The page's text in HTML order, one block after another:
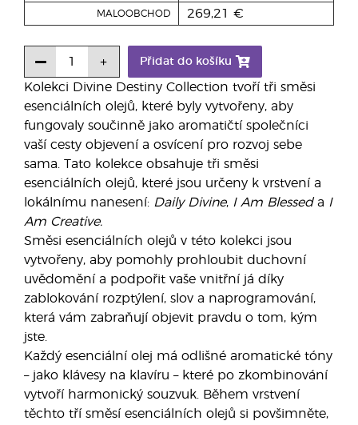
Kolekci Divine Destiny Collection tvoří tři směsi
esenciálních olejů, které byly vytvořeny, aby
fungovaly součinně jako aromatičtí společníci
vaší cesty objevení a osvícení pro rozvoj sebe
sama. Tato kolekce obsahuje tři směsi
esenciálních olejů, které jsou určeny k vrstvení a
lokálnímu nanesení: Daily Divine, I Am Blesseda I
Am Creative.
Směsi esenciálních olejů v této kolekci jsou
vytvořeny, aby pomohly prohloubit duchovní
uvědomění a podpořit vaše vnitřní já díky
zablokování rozptýlení, slov a naprogramování,
která vám zabraňují objevit pravdu o tom, kým
jste.
Každý esenciální olej má odlišné aromatické tóny
– jako klávesy na klavíru – které po zkombinování
vytvoří harmonický souzvuk. Během vrstvení
těchto tří směsí esenciálních olejů si povšimněte,
MALOOBCHOD 269,21 €
Přidat do košíku